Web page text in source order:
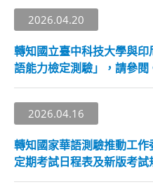
2026.04.20
轉知國立臺中科技大學與
語能力檢定測驗」，請參閱
2026.04.16
轉知國家華語測驗推動工
定期考試日程表及新版考試